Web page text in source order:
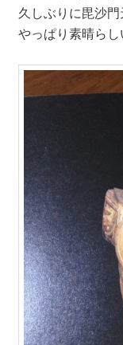
久しぶりに毘沙門
やっぱり素晴らし